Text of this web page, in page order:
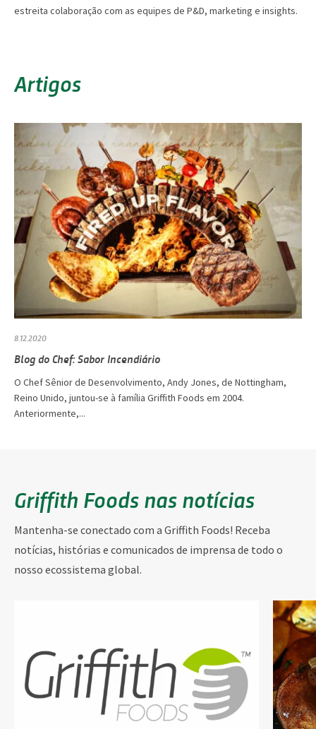
estreita colaboração com as equipes de P&D, marketing e insights.
Artigos
8.12.2020
Blog do Chef: Sabor Incendiário
O Chef Sênior de Desenvolvimento, Andy Jones, de Nottingham,
Reino Unido, juntou-se à família Griffith Foods em 2004.
Anteriormente,...
Griffith Foods nas notícias
Mantenha-se conectado com a Griffith Foods! Receba
notícias, histórias e comunicados de imprensa de todo o
nosso ecossistema global.